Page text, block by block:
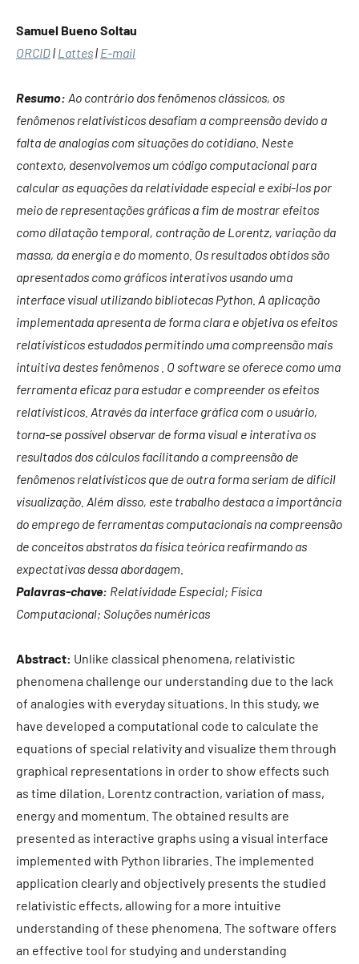
Samuel Bueno Soltau
ORCID| Lattes| E-mail
Resumo: Ao contrário dos fenômenos clássicos, os
fenômenos relativísticos desafiam a compreensão devido a
falta de analogias com situações do cotidiano. Neste
contexto, desenvolvemos um código computacional para
calcular as equações da relatividade especial e exibí-los por
meio de representações gráficas a fim de mostrar efeitos
como dilatação temporal, contração de Lorentz, variação da
massa, da energia e do momento. Os resultados obtidos são
apresentados como gráficos interativos usando uma
interface visual utilizando bibliotecas Python. A aplicação
implementada apresenta de forma clara e objetiva os efeitos
relativísticos estudados permitindo uma compreensão mais
intuitiva destes fenômenos . O software se oferece como uma
ferramenta eficaz para estudar e compreender os efeitos
relativísticos. Através da interface gráfica com o usuário,
torna-se possível observar de forma visual e interativa os
resultados dos cálculos facilitando a compreensão de
fenômenos relativísticos que de outra forma seriam de difícil
visualização. Além disso, este trabalho destaca a importância
do emprego de ferramentas computacionais na compreensão
de conceitos abstratos da física teórica reafirmando as
expectativas dessa abordagem.
Palavras-chave: Relatividade Especial; Física
Computacional; Soluções numéricas
Abstract: Unlike classical phenomena, relativistic
phenomena challenge our understanding due to the lack
of analogies with everyday situations. In this study, we
have developed a computational code to calculate the
equations of special relativity and visualize them through
graphical representations in order to show effects such
as time dilation, Lorentz contraction, variation of mass,
energy and momentum. The obtained results are
presented as interactive graphs using a visual interface
implemented with Python libraries. The implemented
application clearly and objectively presents the studied
relativistic effects, allowing for a more intuitive
understanding of these phenomena. The software offers
an effective tool for studying and understanding